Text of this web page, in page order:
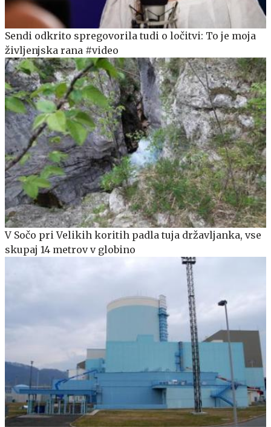
Sendi odkrito spregovorila tudi o ločitvi: To je moja
življenjska rana #video
V Sočo pri Velikih koritih padla tuja državljanka, vse
skupaj 14 metrov v globino